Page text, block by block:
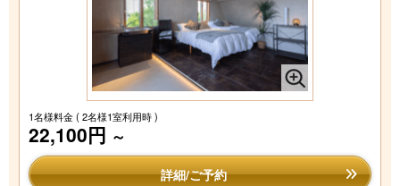
1名様料金( 2名様1室利用時 )
22,100円 ～
詳細/ご予約